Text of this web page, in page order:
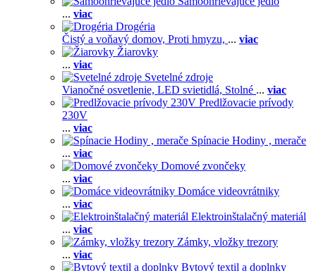
... viac
Drogéria
Čistý a voňavý domov, Proti hmyzu, ... viac
Žiarovky
... viac
Svetelné zdroje
Vianočné osvetlenie, LED svietidlá, Stolné ... viac
Predlžovacie prívody
230V
... viac
Spínacie Hodiny , merače
... viac
Domové zvončeky
... viac
Domáce videovrátniky
... viac
Elektroinštalačný materiál
... viac
Zámky, vložky trezory
... viac
Bytový textil a doplnky